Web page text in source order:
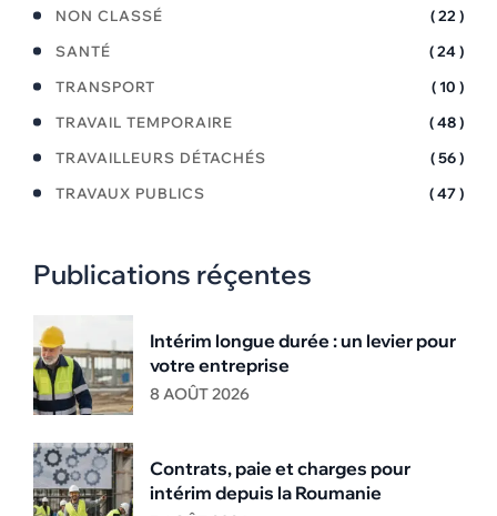
NON CLASSÉ
( 22 )
SANTÉ
( 24 )
TRANSPORT
( 10 )
TRAVAIL TEMPORAIRE
( 48 )
TRAVAILLEURS DÉTACHÉS
( 56 )
TRAVAUX PUBLICS
( 47 )
Publications réçentes
Intérim longue durée : un levier pour
votre entreprise
8 AOÛT 2026
Contrats, paie et charges pour
intérim depuis la Roumanie